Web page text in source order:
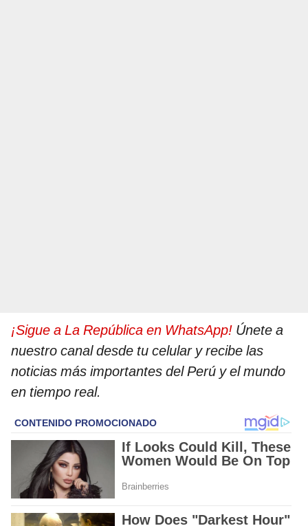
¡Sigue a La República en WhatsApp! Únete a
nuestro canal desde tu celular y recibe las
noticias más importantes del Perú y el mundo
en tiempo real.